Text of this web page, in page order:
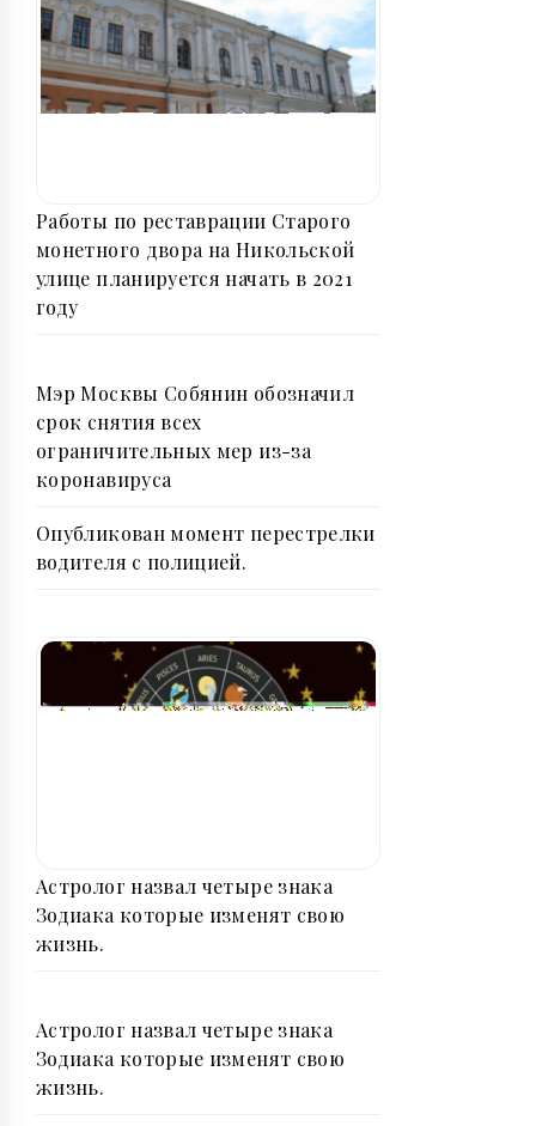
Работы по реставрации Старого
монетного двора на Никольской
улице планируется начать в 2021
году
Мэр Москвы Собянин обозначил
срок снятия всех
ограничительных мер из-за
коронавируса
Опубликован момент перестрелки
водителя с полицией.
Астролог назвал четыре знака
Зодиака которые изменят свою
жизнь.
Астролог назвал четыре знака
Зодиака которые изменят свою
жизнь.